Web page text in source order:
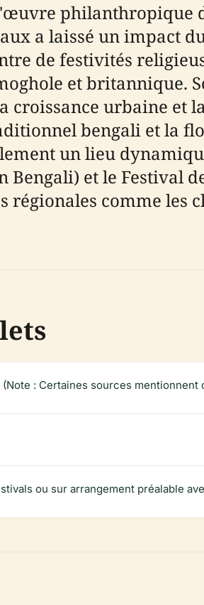
philanthropique
a laissé un impact
de festivités
et britannique.
croissance urbaine et
bengali et la
un lieu
Bengali) et le Festival
comme les
: Certaines sources
ou sur arrangement préalable